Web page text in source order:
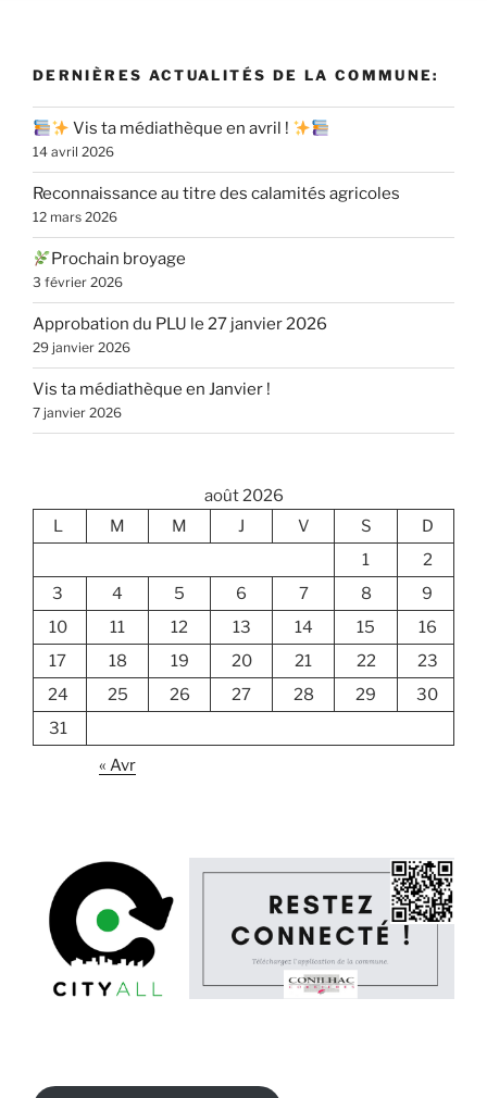
DERNIÈRES ACTUALITÉS DE LA COMMUNE:
Vis ta médiathèque en avril !
14 avril 2026
Reconnaissance au titre des calamités agricoles
12 mars 2026
Prochain broyage
3 février 2026
Approbation du PLU le 27 janvier 2026
29 janvier 2026
Vis ta médiathèque en Janvier !
7 janvier 2026
août 2026
L
M M J V S
D
1
2
3
4 5 6 7 8
9
10
11 12 13 14 15
16
17
18 19 20 21 22
23
24
25 26 27 28 29
30
31
« Avr